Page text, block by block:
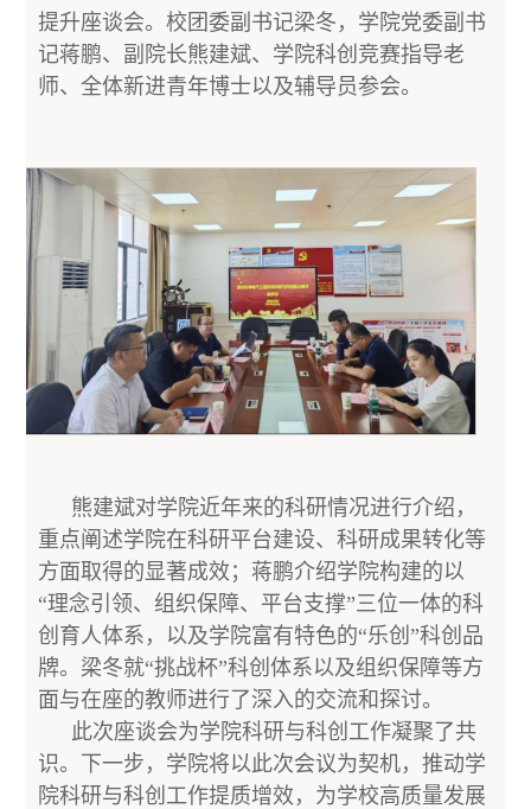
提升座谈会。校团委副书记梁冬，学院党委副书
记蒋鹏、副院长熊建斌、学院科创竞赛指导老
师、全体新进青年博士以及辅导员参会。
熊建斌对学院近年来的科研情况进行介绍，
重点阐述学院在科研平台建设、科研成果转化等
方面取得的显著成效；蒋鹏介绍学院构建的以
“理念引领、组织保障、平台支撑”三位一体的科
创育人体系，以及学院富有特色的“乐创”科创品
牌。梁冬就“挑战杯”科创体系以及组织保障等方
面与在座的教师进行了深入的交流和探讨。
此次座谈会为学院科研与科创工作凝聚了共
识。下一步，学院将以此次会议为契机，推动学
院科研与科创工作提质增效，为学校高质量发展